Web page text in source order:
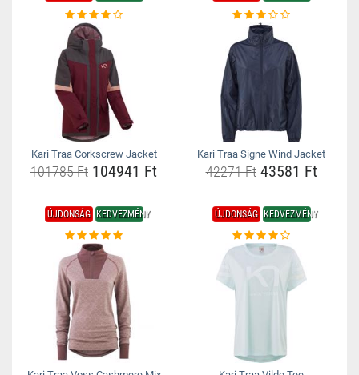
Kari Traa Corkscrew Jacket
101785 Ft 104941 Ft
Kari Traa Signe Wind Jacket
42271 Ft43581 Ft
ÚJDONSÁG KEDVEZMÉNY ÚJDONSÁG KEDVEZMÉNY